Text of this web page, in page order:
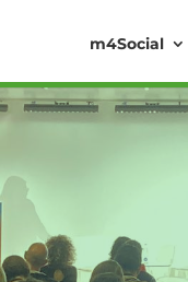
m4Social